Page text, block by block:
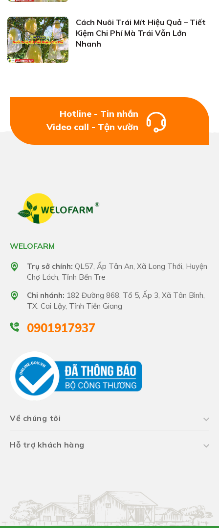
Cách Nuôi Trái Mít Hiệu Quả – Tiết
Kiệm Chi Phí Mà Trái Vẫn Lớn
Nhanh
Hotline - Tin nhắn
Video call - Tận vườn
WELOFARM
Trụ sở chính: QL57, Ấp Tân An, Xã Long Thới, Huyện
Chợ Lách, Tỉnh Bến Tre
Chi nhánh: 182 Đường 868, Tổ 5, Ấp 3, Xã Tân Bình,
TX. Cai Lậy, Tỉnh Tiền Giang
0901917937
Về chúng tôi
Hỗ trợ khách hàng